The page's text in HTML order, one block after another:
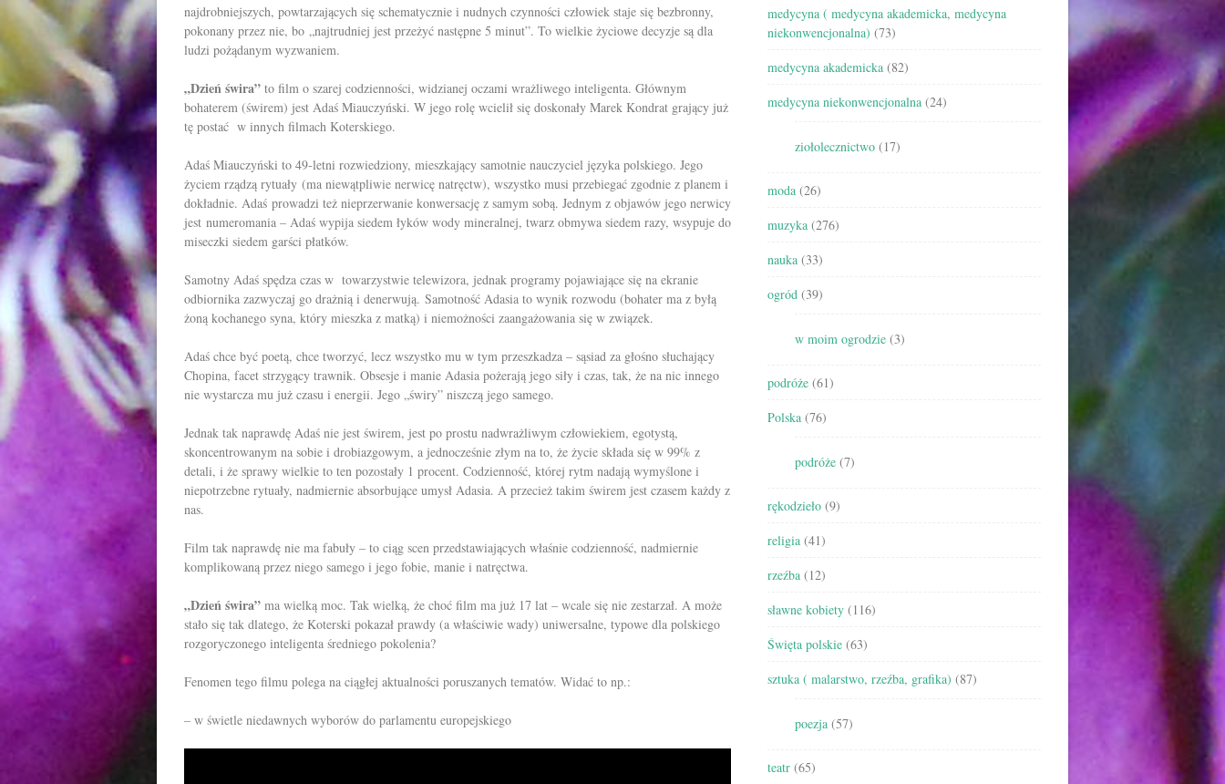
najdrobniejszych, powtarzających się schematycznie i nudnych czynności człowiek staje się bezbronny,
pokonany przez nie, bo „najtrudniej jest przeżyć następne 5 minut”. To wielkie życiowe decyzje są dla
ludzi pożądanym wyzwaniem.
„Dzień świra” to film o szarej codzienności, widzianej oczami wrażliwego inteligenta. Głównym
bohaterem (świrem) jest Adaś Miauczyński. W jego rolę wcielił się doskonały Marek Kondrat grający już
tę postać w innych filmach Koterskiego.
Adaś Miauczyński to 49-letni rozwiedziony, mieszkający samotnie nauczyciel języka polskiego. Jego
życiem rządzą rytuały (ma niewątpliwie nerwicę natręctw), wszystko musi przebiegać zgodnie z planem i
dokładnie. Adaś prowadzi też nieprzerwanie konwersację z samym sobą. Jednym z objawów jego nerwicy
jest numeromania – Adaś wypija siedem łyków wody mineralnej, twarz obmywa siedem razy, wsypuje do
miseczki siedem garści płatków.
Samotny Adaś spędza czas w towarzystwie telewizora, jednak programy pojawiające się na ekranie
odbiornika zazwyczaj go drażnią i denerwują. Samotność Adasia to wynik rozwodu (bohater ma z byłą
żoną kochanego syna, który mieszka z matką) i niemożności zaangażowania się w związek.
Adaś chce być poetą, chce tworzyć, lecz wszystko mu w tym przeszkadza – sąsiad za głośno słuchający
Chopina, facet strzygący trawnik. Obsesje i manie Adasia pożerają jego siły i czas, tak, że na nic innego
nie wystarcza mu już czasu i energii. Jego „świry” niszczą jego samego.
Jednak tak naprawdę Adaś nie jest świrem, jest po prostu nadwrażliwym człowiekiem, egotystą,
skoncentrowanym na sobie i drobiazgowym, a jednocześnie złym na to, że życie składa się w 99% z
detali, i że sprawy wielkie to ten pozostały 1 procent. Codzienność, której rytm nadają wymyślone i
niepotrzebne rytuały, nadmiernie absorbujące umysł Adasia. A przecież takim świrem jest czasem każdy z
nas.
Film tak naprawdę nie ma fabuły – to ciąg scen przedstawiających właśnie codzienność, nadmiernie
komplikowaną przez niego samego i jego fobie, manie i natręctwa.
„Dzień świra” ma wielką moc. Tak wielką, że choć film ma już 17 lat – wcale się nie zestarzał. A może
stało się tak dlatego, że Koterski pokazał prawdy (a właściwie wady) uniwersalne, typowe dla polskiego
rozgoryczonego inteligenta średniego pokolenia?
Fenomen tego filmu polega na ciągłej aktualności poruszanych tematów. Widać to np.:
– w świetle niedawnych wyborów do parlamentu europejskiego
medycyna ( medycyna akademicka, medycyna
niekonwencjonalna) (73)
medycyna akademicka (82)
medycyna niekonwencjonalna (24)
ziołolecznictwo (17)
moda (26)
muzyka (276)
nauka (33)
ogród (39)
w moim ogrodzie (3)
podróże (61)
Polska (76)
podróże (7)
rękodzieło (9)
religia (41)
rzeźba (12)
sławne kobiety (116)
Święta polskie (63)
sztuka ( malarstwo, rzeźba, grafika) (87)
poezja (57)
teatr (65)